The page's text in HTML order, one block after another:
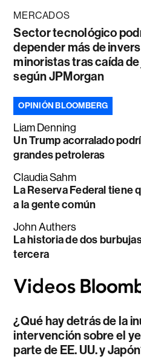
MERCADOS
Sector tecnológico
depender más de
minoristas tras caída
según JPMorgan
OPINIÓN BLOOMBERG
Liam Denning
Un Trump acorralado
grandes petroleras
Claudia Sahm
La Reserva Federal tiene
a la gente común
John Authers
La historia de dos
tercera
¿Qué hay detrás de la
intervención sobre el
parte de EE. UU. y